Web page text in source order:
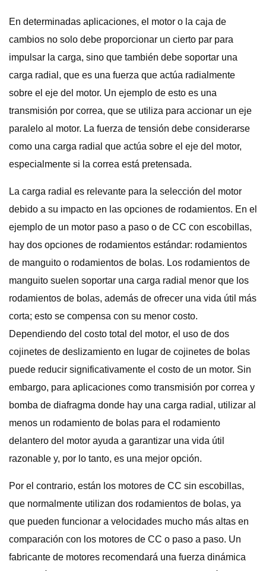
En determinadas aplicaciones, el motor o la caja de
cambios no solo debe proporcionar un cierto par para
impulsar la carga, sino que también debe soportar una
carga radial, que es una fuerza que actúa radialmente
sobre el eje del motor. Un ejemplo de esto es una
transmisión por correa, que se utiliza para accionar un eje
paralelo al motor. La fuerza de tensión debe considerarse
como una carga radial que actúa sobre el eje del motor,
especialmente si la correa está pretensada.
La carga radial es relevante para la selección del motor
debido a su impacto en las opciones de rodamientos. En el
ejemplo de un motor paso a paso o de CC con escobillas,
hay dos opciones de rodamientos estándar: rodamientos
de manguito o rodamientos de bolas. Los rodamientos de
manguito suelen soportar una carga radial menor que los
rodamientos de bolas, además de ofrecer una vida útil más
corta; esto se compensa con su menor costo.
Dependiendo del costo total del motor, el uso de dos
cojinetes de deslizamiento en lugar de cojinetes de bolas
puede reducir significativamente el costo de un motor. Sin
embargo, para aplicaciones como transmisión por correa y
bomba de diafragma donde hay una carga radial, utilizar al
menos un rodamiento de bolas para el rodamiento
delantero del motor ayuda a garantizar una vida útil
razonable y, por lo tanto, es una mejor opción.
Por el contrario, están los motores de CC sin escobillas,
que normalmente utilizan dos rodamientos de bolas, ya
que pueden funcionar a velocidades mucho más altas en
comparación con los motores de CC o paso a paso. Un
fabricante de motores recomendará una fuerza dinámica